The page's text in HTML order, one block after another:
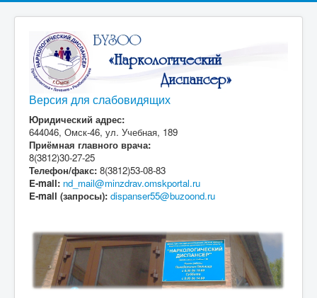
Версия для слабовидящих
Юридический адрес:
644046, Омск-46, ул. Учебная, 189
Приёмная главного врача:
8(3812)30-27-25
Телефон/факс: 8(3812)53-08-83
E-mail: nd_mail@minzdrav.omskportal.ru
E-mail (запросы): dispanser55@buzoond.ru